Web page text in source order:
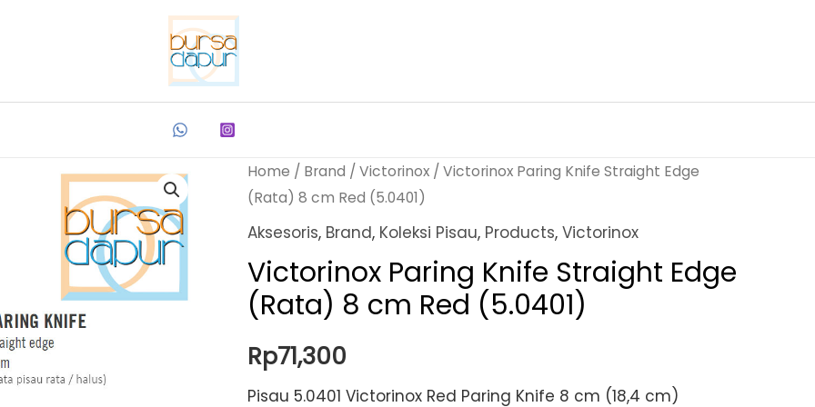
Home / Brand / Victorinox / Victorinox Paring Knife Straight Edge
(Rata) 8 cm Red (5.0401)
Aksesoris, Brand, Koleksi Pisau, Products, Victorinox
Victorinox Paring Knife Straight Edge
(Rata) 8 cm Red (5.0401)
Rp71,300
Pisau 5.0401 Victorinox Red Paring Knife 8 cm (18,4 cm)